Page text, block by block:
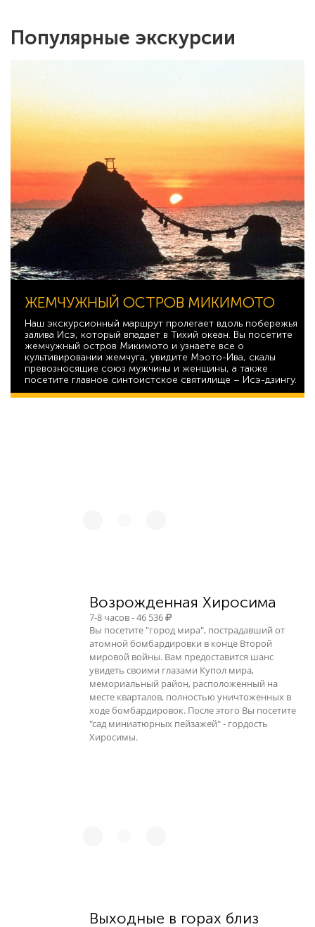
Популярные экскурсии
ЖЕМЧУЖНЫЙ ОСТРОВ МИКИМОТО
Наш экскурсионный маршрут пролегает вдоль побережья
залива Исэ, который впадает в Тихий океан. Вы посетите
жемчужный остров Микимото и узнаете все о
культивировании жемчуга, увидите Мэото-Ива, скалы
превозносящие союз мужчины и женщины, а также
посетите главное синтоистское святилище – Исэ-дзингу.
Возрожденная Хиросима
7-8 часов - 46 536
Вы посетите "город мира", пострадавший от
атомной бомбардировки в конце Второй
мировой войны. Вам предоставится шанс
увидеть своими глазами Купол мира,
мемориальный район, расположенный на
месте кварталов, полностью уничтоженных в
ходе бомбардировок. После этого Вы посетите
"сад миниатюрных пейзажей" - гордость
Хиросимы.
Выходные в горах близ